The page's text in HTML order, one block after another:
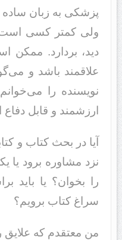
پزشکی به زبان
ولی کمتر کسی است
دید، بردارد.
علاقمند باشد و
نویسنده را
ارزشمند و قابل
آیا در بحث کتاب و
نزد مشاوره برود یا
را بخوان؟ یا باید
سراغ کتاب برویم؟
من معتقدم که علایق